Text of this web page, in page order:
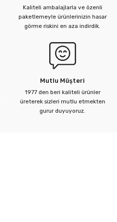
Kaliteli ambalajlarla ve özenli
paketlemeyle ürünlerinizin hasar
görme riskini en aza indirdik.
Mutlu Müşteri
1977 den beri kaliteli ürünler
üreterek sizleri mutlu etmekten
gurur duyuyoruz.